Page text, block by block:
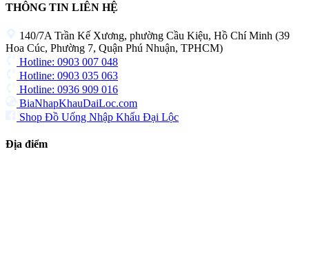
THÔNG TIN LIÊN HỆ
140/7A Trần Kế Xương, phường Cầu Kiệu, Hồ Chí Minh (39
Hoa Cúc, Phường 7, Quận Phú Nhuận, TPHCM)
Hotline: 0903 007 048
Hotline: 0903 035 063
Hotline: 0936 909 016
BiaNhapKhauDaiLoc.com
Shop Đồ Uống Nhập Khẩu Đại Lộc
Địa điểm